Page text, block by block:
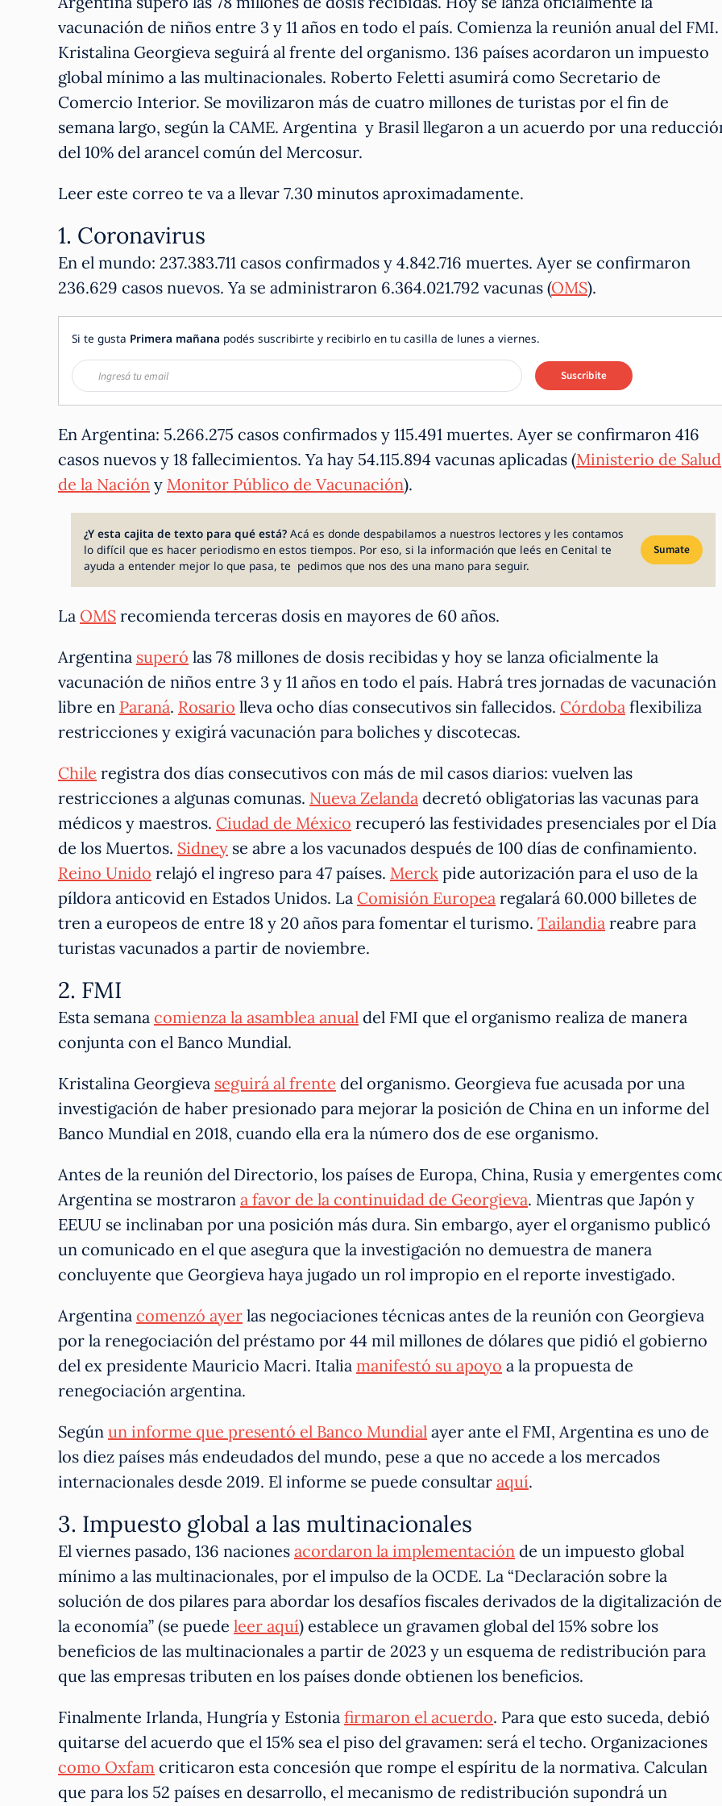
vacunación de niños entre 3 y 11 años en todo el país. Comienza la reunión anual del FMI.
Kristalina Georgieva seguirá al frente del organismo. 136 países acordaron un impuesto
global mínimo a las multinacionales. Roberto Feletti asumirá como Secretario de
Comercio Interior. Se movilizaron más de cuatro millones de turistas por el fin de
semana largo, según la CAME. Argentina y Brasil llegaron a un acuerdo por una
del 10% del arancel común del Mercosur.
Leer este correo te va a llevar 7.30 minutos aproximadamente.
1. Coronavirus
En el mundo: 237.383.711 casos confirmados y 4.842.716 muertes. Ayer se confirmaron
236.629 casos nuevos. Ya se administraron 6.364.021.792 vacunas (OMS).
Si te gusta Primera mañana podés suscribirte y recibirlo en tu casilla de lunes a viernes.
Suscribite
En Argentina: 5.266.275 casos confirmados y 115.491 muertes. Ayer se confirmaron 416
casos nuevos y 18 fallecimientos. Ya hay 54.115.894 vacunas aplicadas (Ministerio de Salud
de la Nación y Monitor Público de Vacunación).
¿Y esta cajita de texto para qué está? Acá es donde despabilamos a nuestros lectores y les contamos
lo difícil que es hacer periodismo en estos tiempos. Por eso, si la información que leés en Cenital te
ayuda a entender mejor lo que pasa, te pedimos que nos des una mano para seguir.
Sumate
La OMS recomienda terceras dosis en mayores de 60 años.
Argentina superó las 78 millones de dosis recibidas y hoy se lanza oficialmente la
vacunación de niños entre 3 y 11 años en todo el país. Habrá tres jornadas de vacunación
libre en Paraná. Rosario lleva ocho días consecutivos sin fallecidos. Córdoba flexibiliza
restricciones y exigirá vacunación para boliches y discotecas.
Chile registra dos días consecutivos con más de mil casos diarios: vuelven las
restricciones a algunas comunas. Nueva Zelanda decretó obligatorias las vacunas para
médicos y maestros. Ciudad de México recuperó las festividades presenciales por el Día
de los Muertos. Sidney se abre a los vacunados después de 100 días de confinamiento.
Reino Unido relajó el ingreso para 47 países. Merck pide autorización para el uso de la
píldora anticovid en Estados Unidos. La Comisión Europea regalará 60.000 billetes de
tren a europeos de entre 18 y 20 años para fomentar el turismo. Tailandia reabre para
turistas vacunados a partir de noviembre.
2. FMI
Esta semana comienza la asamblea anual del FMI que el organismo realiza de manera
conjunta con el Banco Mundial.
Kristalina Georgieva seguirá al frente del organismo. Georgieva fue acusada por una
investigación de haber presionado para mejorar la posición de China en un informe del
Banco Mundial en 2018, cuando ella era la número dos de ese organismo.
Antes de la reunión del Directorio, los países de Europa, China, Rusia y emergentes
Argentina se mostraron a favor de la continuidad de Georgieva. Mientras que Japón y
EEUU se inclinaban por una posición más dura. Sin embargo, ayer el organismo publicó
un comunicado en el que asegura que la investigación no demuestra de manera
concluyente que Georgieva haya jugado un rol impropio en el reporte investigado.
Argentina comenzó ayer las negociaciones técnicas antes de la reunión con Georgieva
por la renegociación del préstamo por 44 mil millones de dólares que pidió el gobierno
del ex presidente Mauricio Macri. Italia manifestó su apoyo a la propuesta de
renegociación argentina.
Según un informe que presentó el Banco Mundial ayer ante el FMI, Argentina es uno de
los diez países más endeudados del mundo, pese a que no accede a los mercados
internacionales desde 2019. El informe se puede consultar aquí.
3. Impuesto global a las multinacionales
El viernes pasado, 136 naciones acordaron la implementación de un impuesto global
mínimo a las multinacionales, por el impulso de la OCDE. La “Declaración sobre la
solución de dos pilares para abordar los desafíos fiscales derivados de la digitalización de
la economía” (se puede leer aquí) establece un gravamen global del 15% sobre los
beneficios de las multinacionales a partir de 2023 y un esquema de redistribución para
que las empresas tributen en los países donde obtienen los beneficios.
Finalmente Irlanda, Hungría y Estonia firmaron el acuerdo. Para que esto suceda, debió
quitarse del acuerdo que el 15% sea el piso del gravamen: será el techo. Organizaciones
como Oxfam criticaron esta concesión que rompe el espíritu de la normativa. Calculan
que para los 52 países en desarrollo, el mecanismo de redistribución supondrá un